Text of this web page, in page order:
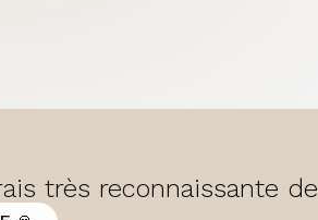
très reconnaissante de